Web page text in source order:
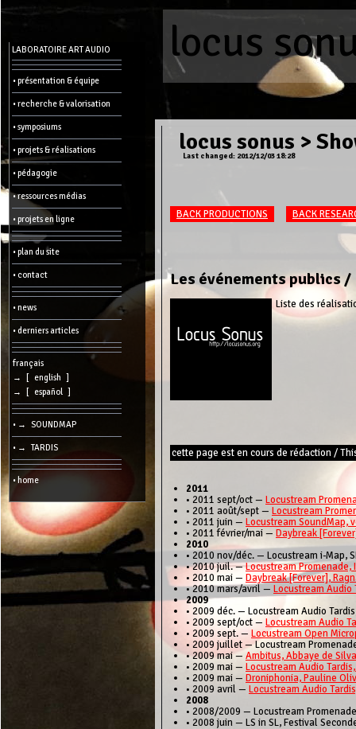
LABORATOIRE ART AUDIO
• présentation & équipe
• recherche & valorisation
• symposiums
• projets & réalisations
• pédagogie
• ressources médias
• projets en ligne
• plan du site
• contact
• news
• derniers articles
français
→ [ english ]
→ [ español ]
• → SOUNDMAP
• → TARDIS
• home
locus
locus sonus >
Last changed: 2012/12/03 18:28
BACK PRODUCTIONS BACK
Les événements publics
Liste des
cette page est en cours de rédaction /
2011
• 2011 sept/oct — Locustream
• 2011 août/sept — Locustream
• 2011 juin — Locustream SoundMap,
• 2011 février/mai — Daybreak
2010
• 2010 nov/déc. — Locustream i-Map,
• 2010 juil. —Locustream
• 2010 mai — Daybreak [Forever],
• 2010 mars/avril — Locustream Audio
2009
• 2009 déc. — Locustream Audio
• 2009 sept/oct — Locustream Audio
• 2009 sept. — Locustream Open
• 2009 juillet — Locustream
• 2009 mai — Ambitus, Abbaye de
• 2009 mai — Locustream Audio
• 2009 mai — Droniphonia, Pauline
• 2009 avril — Locustream Audio
2008
• 2008/2009 — Locustream
• 2008 juin — LS in SL, Festival
Menu
-
Admin
Recent
changes
Article:
Edit
Wiki
History
Créer
une
page
Admin
Other:
all
pages
Erase
cookies
Search:
Language:
11:04
-
216.73.217.31